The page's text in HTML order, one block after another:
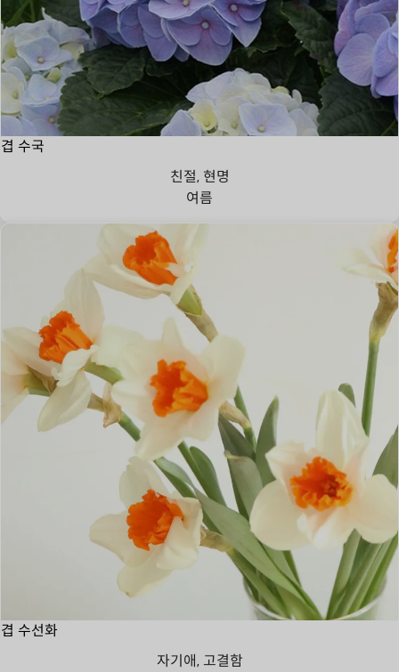
겹 수국
친절, 현명
여름
겹 수선화
자기애, 고결함